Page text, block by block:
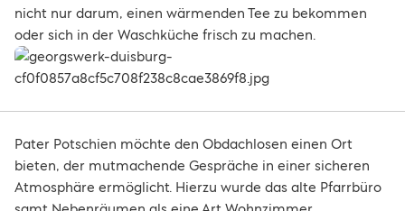
nicht nur darum, einen wärmenden Tee zu bekommen
oder sich in der Waschküche frisch zu machen.
Pater Potschien möchte den Obdachlosen einen Ort
bieten, der mutmachende Gespräche in einer sicheren
Atmosphäre ermöglicht. Hierzu wurde das alte Pfarrbüro